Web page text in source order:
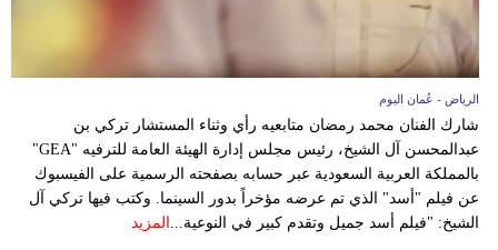
الرياض - عُمان اليوم
شارك الفنان محمد رمضان متابعيه رأي وثناء المستشار تركي بن
عبدالمحسن آل الشيخ، رئيس مجلس إدارة الهيئة العامة للترفيه "GEA"
بالمملكة العربية السعودية عبر حسابه بصفحته الرسمية على الفيسبوك
عن فيلم "أسد" الذي تم عرضه مؤخراً بدور السينما. وكتب فيها تركي آل
الشيخ: "فيلم أسد جميل وتقدم كبير في النوعية...
المزيد